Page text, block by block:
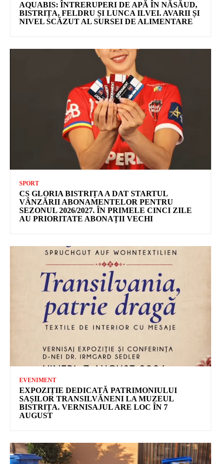
AQUABIS: ÎNTRERUPERI DE APĂ ÎN NĂSĂUD,
BISTRIȚA, FELDRU ȘI LUNCA ILVEI. AVARII ȘI
NIVEL SCĂZUT AL SURSEI DE ALIMENTARE
SPORT
CS GLORIA BISTRIȚA A DAT STARTUL
VÂNZĂRII ABONAMENTELOR PENTRU
SEZONUL 2026/2027. ÎN PRIMELE CINCI ZILE
AU PRIORITATE ABONAȚII VECHI
EVENIMENT
EXPOZIȚIE DEDICATĂ PATRIMONIULUI
SAȘILOR TRANSILVĂNENI LA MUZEUL
BISTRIȚA. VERNISAJUL ARE LOC ÎN 7
AUGUST